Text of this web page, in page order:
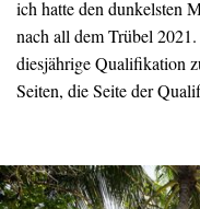
ich hatte den dunkelsten
nach all dem Trübel
diesjährige Qualifikation
Seiten, die Seite der